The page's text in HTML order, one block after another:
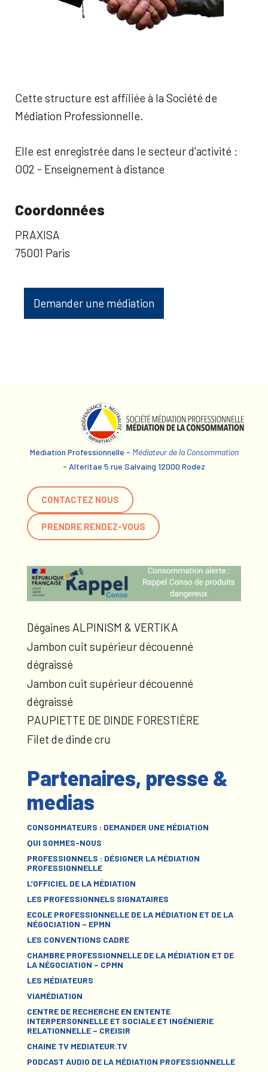
Cette structure est affiliée à la Société de
Médiation Professionnelle.
Elle est enregistrée dans le secteur d'activité :
O02 - Enseignement à distance
Coordonnées
PRAXISA
75001 Paris
Demander une médiation
Médiation Professionnelle - Médiateur de la Consommation
- Alteritae 5 rue Salvaing 12000 Rodez
CONTACTEZ NOUS
PRENDRE RENDEZ-VOUS
Dégaines ALPINISM & VERTIKA
Jambon cuit supérieur découenné
dégraissé
Jambon cuit supérieur découenné
dégraissé
PAUPIETTE DE DINDE FORESTIÈRE
Filet de dinde cru
Partenaires, presse &
medias
CONSOMMATEURS : DEMANDER UNE MÉDIATION
QUI SOMMES-NOUS
PROFESSIONNELS : DÉSIGNER LA MÉDIATION
PROFESSIONNELLE
L’OFFICIEL DE LA MÉDIATION
LES PROFESSIONNELS SIGNATAIRES
ECOLE PROFESSIONNELLE DE LA MÉDIATION ET DE LA
NÉGOCIATION – EPMN
LES CONVENTIONS CADRE
CHAMBRE PROFESSIONNELLE DE LA MÉDIATION ET DE
LA NÉGOCIATION – CPMN
LES MÉDIATEURS
VIAMÉDIATION
CENTRE DE RECHERCHE EN ENTENTE
INTERPERSONNELLE ET SOCIALE ET INGÉNIERIE
RELATIONNELLE – CREISIR
CHAINE TV MEDIATEUR.TV
PODCAST AUDIO DE LA MÉDIATION PROFESSIONNELLE